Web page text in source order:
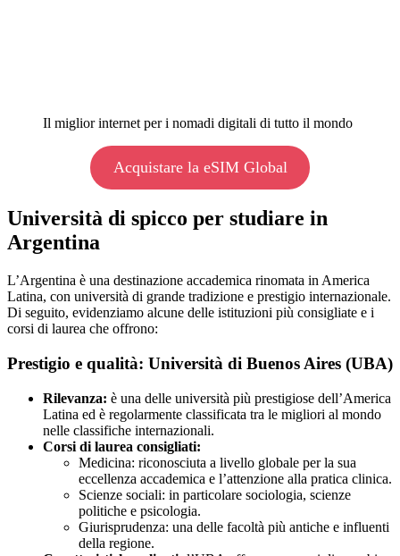
Il miglior internet per i nomadi digitali di tutto il mondo
Acquistare la eSIM Global
Università di spicco per studiare in
Argentina
L’Argentina è una destinazione accademica rinomata in America
Latina, con università di grande tradizione e prestigio internazionale.
Di seguito, evidenziamo alcune delle istituzioni più consigliate e i
corsi di laurea che offrono:
Prestigio e qualità: Università di Buenos Aires (UBA)
Rilevanza: è una delle università più prestigiose dell’America
Latina ed è regolarmente classificata tra le migliori al mondo
nelle classifiche internazionali.
Corsi di laurea consigliati:
Medicina: riconosciuta a livello globale per la sua
eccellenza accademica e l’attenzione alla pratica clinica.
Scienze sociali: in particolare sociologia, scienze
politiche e psicologia.
Giurisprudenza: una delle facoltà più antiche e influenti
della regione.